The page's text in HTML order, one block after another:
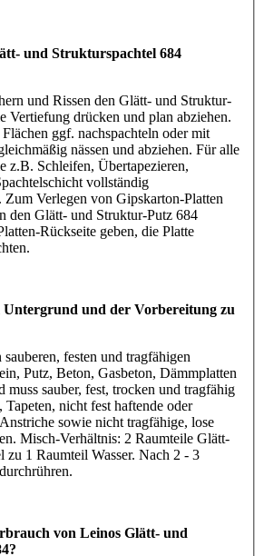
und Strukturspachtel 684
und Rissen den Glätt- und Struktur-
Vertiefung drücken und plan abziehen.
ggf. nachspachteln oder mit
nässen und abziehen. Für alle
z.B. Schleifen, Übertapezieren,
vollständig
Zum Verlegen von Gipskarton-Platten
den Glätt- und Struktur-Putz 684
Rückseite geben, die Platte
Untergrund und der Vorbereitung zu
festen und tragfähigen
Putz, Beton, Gasbeton, Dämmplatten
muss sauber, fest, trocken und tragfähig
Tapeten, nicht fest haftende oder
sowie nicht tragfähige, lose
Misch-Verhältnis: 2 Raumteile Glätt-
zu 1 Raumteil Wasser. Nach 2 - 3
von Leinos Glätt- und